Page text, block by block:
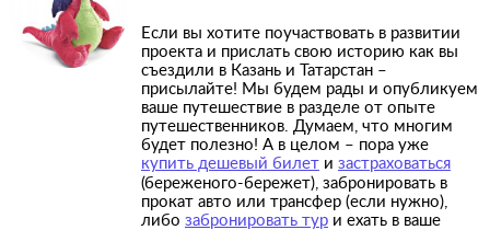
Если вы хотите поучаствовать в развитии
проекта и прислать свою историю как вы
съездили в Казань и Татарстан –
присылайте! Мы будем рады и опубликуем
ваше путешествие в разделе от опыте
путешественников. Думаем, что многим
будет полезно! А в целом – пора уже
купить дешевый билети застраховаться
(береженого-бережет), забронировать в
прокат авто или трансфер (если нужно),
либо забронировать тури ехать в ваше